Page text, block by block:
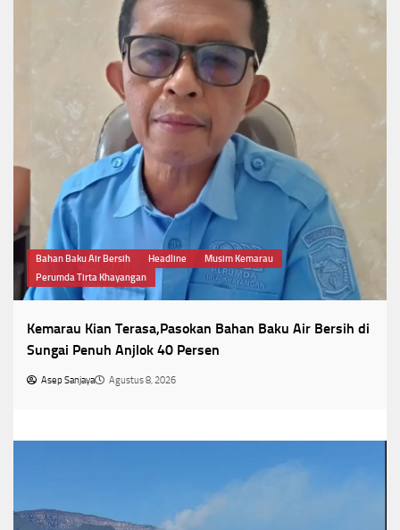
Bahan Baku Air Bersih Headline
Musim Kemarau
Perumda Tirta Khayangan
Kemarau Kian Terasa,Pasokan Bahan Baku Air Bersih di
Sungai Penuh Anjlok 40 Persen
Asep Sanjaya Agustus 8, 2026